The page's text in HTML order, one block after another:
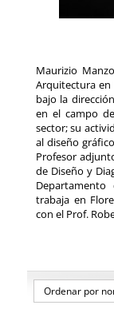
Maurizio
Arquitectura en
bajo la
en el campo
sector; su
al diseño
Profesor
de Diseño y
trabaja en
con el Prof.
Ordenar por